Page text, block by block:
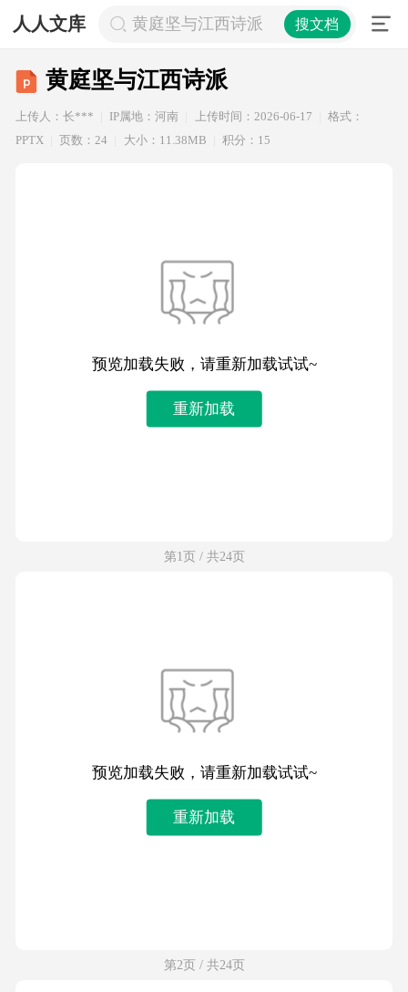
人人文库 黄庭坚与江西诗派 搜文档
黄庭坚与江西诗派
上传人：长*** IP属地：河南 上传时间：2026-06-17
格式：
PPTX
页数：24 大小：11.38MB 积分：15
预览加载失败，请重新加载试试~
重新加载
第1页 / 共24页
预览加载失败，请重新加载试试~
重新加载
第2页 / 共24页